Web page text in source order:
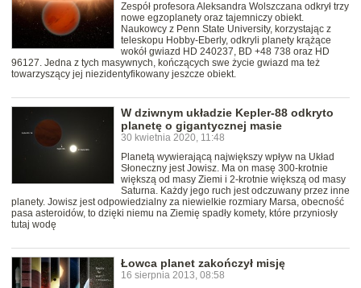
Zespół profesora Aleksandra Wolszczana odkrył trzy
nowe egzoplanety oraz tajemniczy obiekt.
Naukowcy z Penn State University, korzystając z
teleskopu Hobby-Eberly, odkryli planety krążące
wokół gwiazd HD 240237, BD +48 738 oraz HD
96127. Jedna z tych masywnych, kończących swe życie gwiazd ma też
towarzyszący jej niezidentyfikowany jeszcze obiekt.
W dziwnym układzie Kepler-88 odkryto
planetę o gigantycznej masie
30 kwietnia 2020, 11:48
Planetą wywierającą największy wpływ na Układ
Słoneczny jest Jowisz. Ma on masę 300-krotnie
większą od masy Ziemi i 2-krotnie większą od masy
Saturna. Każdy jego ruch jest odczuwany przez inne
planety. Jowisz jest odpowiedzialny za niewielkie rozmiary Marsa, obecność
pasa asteroidów, to dzięki niemu na Ziemię spadły komety, które przyniosły
tutaj wodę
Łowca planet zakończył misję
16 sierpnia 2013, 08:58